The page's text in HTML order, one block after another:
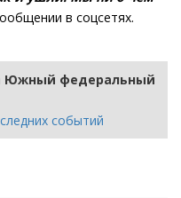
в соцсетях.
Южный федеральный
событий